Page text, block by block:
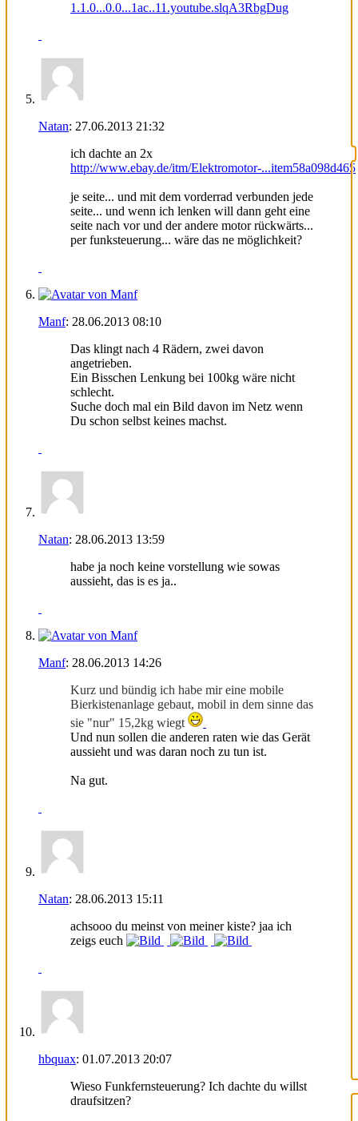
1.1.0...0.0...1ac..11.youtube.slqA3RbgDug
Natan: 27.06.2013 21:32
ich dachte an 2x
http://www.ebay.de/itm/Elektromotor-...item58a098d465
je seite... und mit dem vorderrad verbunden jede
seite... und wenn ich lenken will dann geht eine
seite nach vor und der andere motor rückwärts...
per funksteuerung... wäre das ne möglichkeit?
Manf: 28.06.2013 08:10
Das klingt nach 4 Rädern, zwei davon
angetrieben.
Ein Bisschen Lenkung bei 100kg wäre nicht
schlecht.
Suche doch mal ein Bild davon im Netz wenn
Du schon selbst keines machst.
Natan: 28.06.2013 13:59
habe ja noch keine vorstellung wie sowas
aussieht, das is es ja..
Manf: 28.06.2013 14:26
Kurz und bündig ich habe mir eine mobile
Bierkistenanlage gebaut, mobil in dem sinne das
sie "nur" 15,2kg wiegt
Und nun sollen die anderen raten wie das Gerät
aussieht und was daran noch zu tun ist.
Na gut.
Natan: 28.06.2013 15:11
achsooo du meinst von meiner kiste? jaa ich
zeigs euch
hbquax: 01.07.2013 20:07
Wieso Funkfernsteuerung? Ich dachte du willst
draufsitzen?